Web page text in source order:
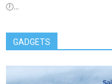
🕖...
GADGETS